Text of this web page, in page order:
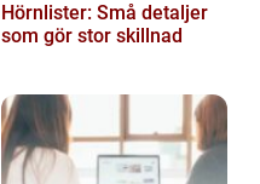
Hörnlister: Små detaljer
som gör stor skillnad